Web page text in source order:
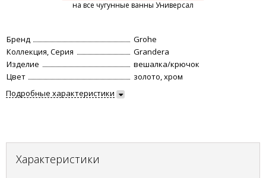
на все чугунные ванны Универсал
Бренд
Grohe
Коллекция, Серия
Grandera
Изделие
вешалка/крючок
Цвет
золото, хром
Подробные характеристики
Характеристики